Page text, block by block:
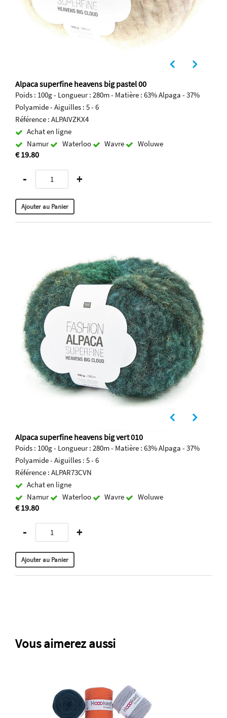
Alpaca superfine heavens big pastel 00
Poids : 100g - Longueur : 280m - Matière : 63% Alpaga - 37%
Polyamide - Aiguilles : 5 - 6
Référence : ALPAIVZKX4
Achat en ligne
Namur
Waterloo Wavre Woluwe
€ 19.80
- +
Alpaca superfine heavens big vert 010
Poids : 100g - Longueur : 280m - Matière : 63% Alpaga - 37%
Polyamide - Aiguilles : 5 - 6
Référence : ALPAR73CVN
Achat en ligne
Namur
Waterloo Wavre Woluwe
€ 19.80
- +
Vous aimerez aussi